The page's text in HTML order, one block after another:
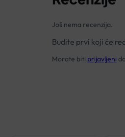
Još nema recenzija.
Budite prvi koji će
Morate biti prijavljeni